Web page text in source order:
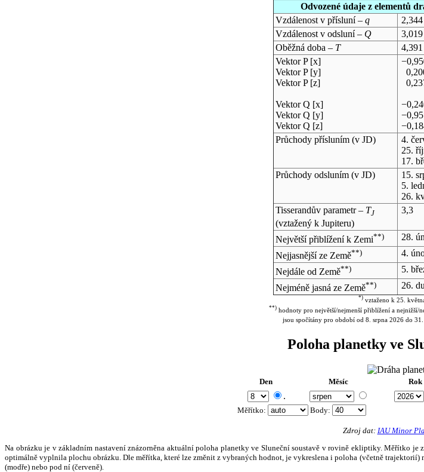
Odvozené údaje z elementů
Vzdálenost v přísluní – q
Vzdálenost v odsluní – Q
Oběžná doba – T
Vektor P [x]
Vektor P [y]
Vektor P [z]
Vektor Q [x]
Vektor Q [y]
Vektor Q [z]
Průchody přísluním (v JD) 4.
25.
17.
Průchody odsluním (v JD) 15.
5.
26.
Tisserandův parametr – TJ
(vztažený k Jupiteru)
3,3
Největší přiblížení k Zemi**) 28.
Nejjasnější ze Země**) 4.
Nejdále od Země**) 5.
Nejméně jasná ze Země**) 26.
*)vztaženo k 25.
**) hodnoty pro největší/nejmenší přiblížení a nejnižší/
jsou spočítány pro období od 8. srpna 2026 do
Poloha planetky ve
Den Měsíc Rok
.
Měřítko: Body:
Zdroj dat: IAU Minor
Na obrázku je v základním nastavení znázorněna aktuální poloha planetky ve Sluneční soustavě v rovině ekliptiky. Měřítko
optimálně vyplnila plochu obrázku. Dle měřítka, které lze změnit z vybraných hodnot, je vykreslena i poloha (včetně
(modře) nebo pod ní (červeně).